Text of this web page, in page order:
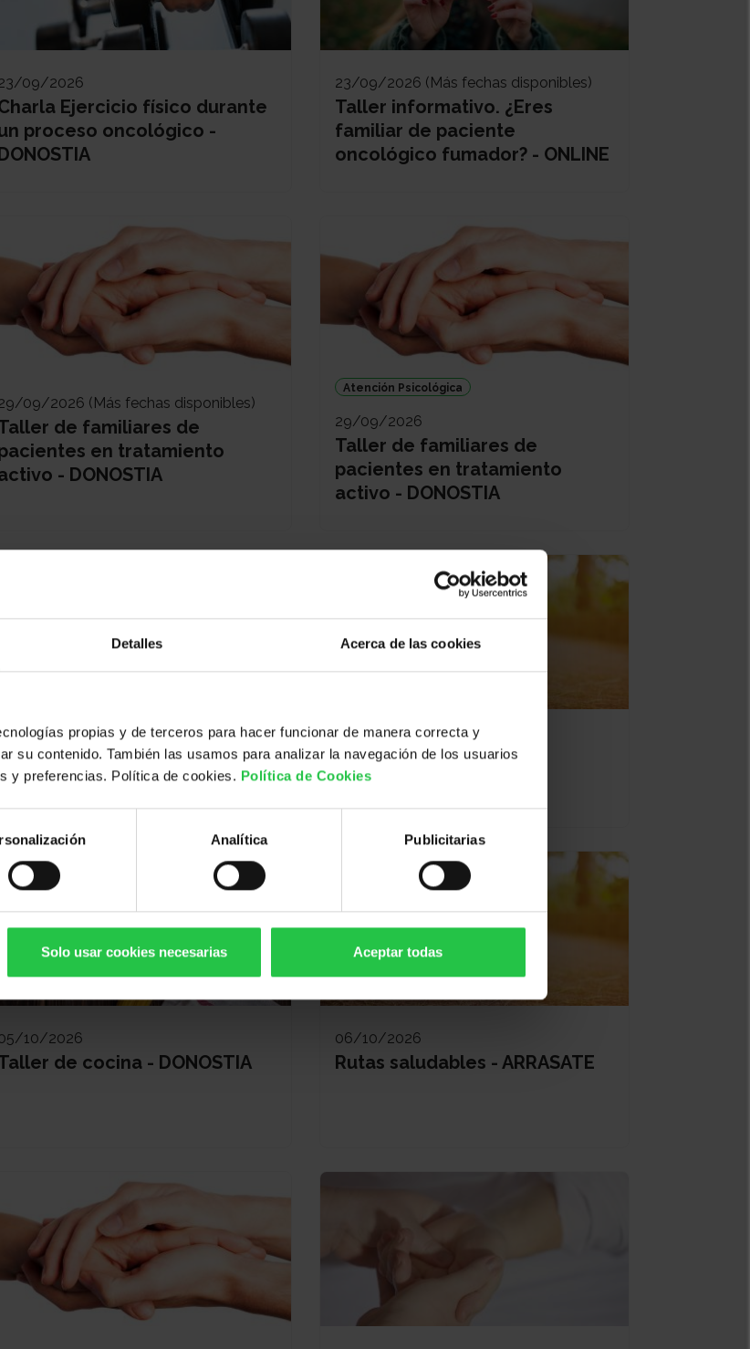
Detalles Acerca de las cookies
propias y de terceros para hacer funcionar de manera correcta y
su contenido. También las usamos para analizar la navegación de los usuarios
y preferencias. Política de cookies. Política de Cookies
Analítica Publicitarias
Solo usar cookies necesarias Aceptar todas
09/2026
Ejercicio físico durante
proceso oncológico -
DONOSTIA
23/09/2026 (Más fechas disponibles)
Taller informativo. ¿Eres
familiar de paciente
oncológico fumador? - ONLINE
09/2026 (Más fechas disponibles)
de familiares de
en tratamiento
- DONOSTIA
Atención Psicológica
29/09/2026
Taller de familiares de
pacientes en tratamiento
activo - DONOSTIA
09/2026 (Más fechas disponibles)
Respiración y
movimiento - DONOSTIA
02/10/2026
Rutas saludables -
10/2026
de cocina - DONOSTIA
06/10/2026
Rutas saludables - ARRASATE